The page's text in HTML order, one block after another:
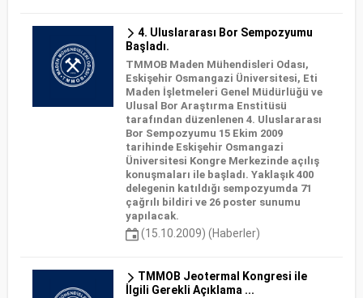
4. Uluslararası Bor Sempozyumu
Başladı.
TMMOB Maden Mühendisleri Odası,
Eskişehir Osmangazi Üniversitesi, Eti
Maden İşletmeleri Genel Müdürlüğü ve
Ulusal Bor Araştırma Enstitüsü
tarafından düzenlenen 4. Uluslararası
Bor Sempozyumu 15 Ekim 2009
tarihinde Eskişehir Osmangazi
Üniversitesi Kongre Merkezinde açılış
konuşmaları ile başladı. Yaklaşık 400
delegenin katıldığı sempozyumda 71
çağrılı bildiri ve 26 poster sunumu
yapılacak.
(15.10.2009) (Haberler)
TMMOB Jeotermal Kongresi ile
İlgili Gerekli Açıklama ...